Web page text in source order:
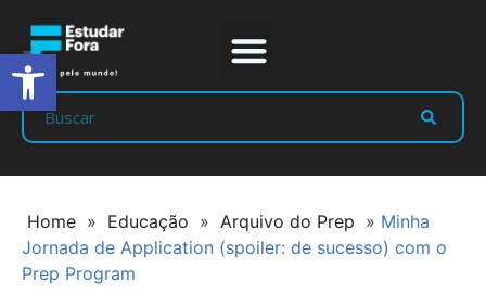
Home » Educação » Arquivo do Prep » Minha
Jornada de Application (spoiler: de sucesso) com o
Prep Program
Abrir a barra de ferramentas